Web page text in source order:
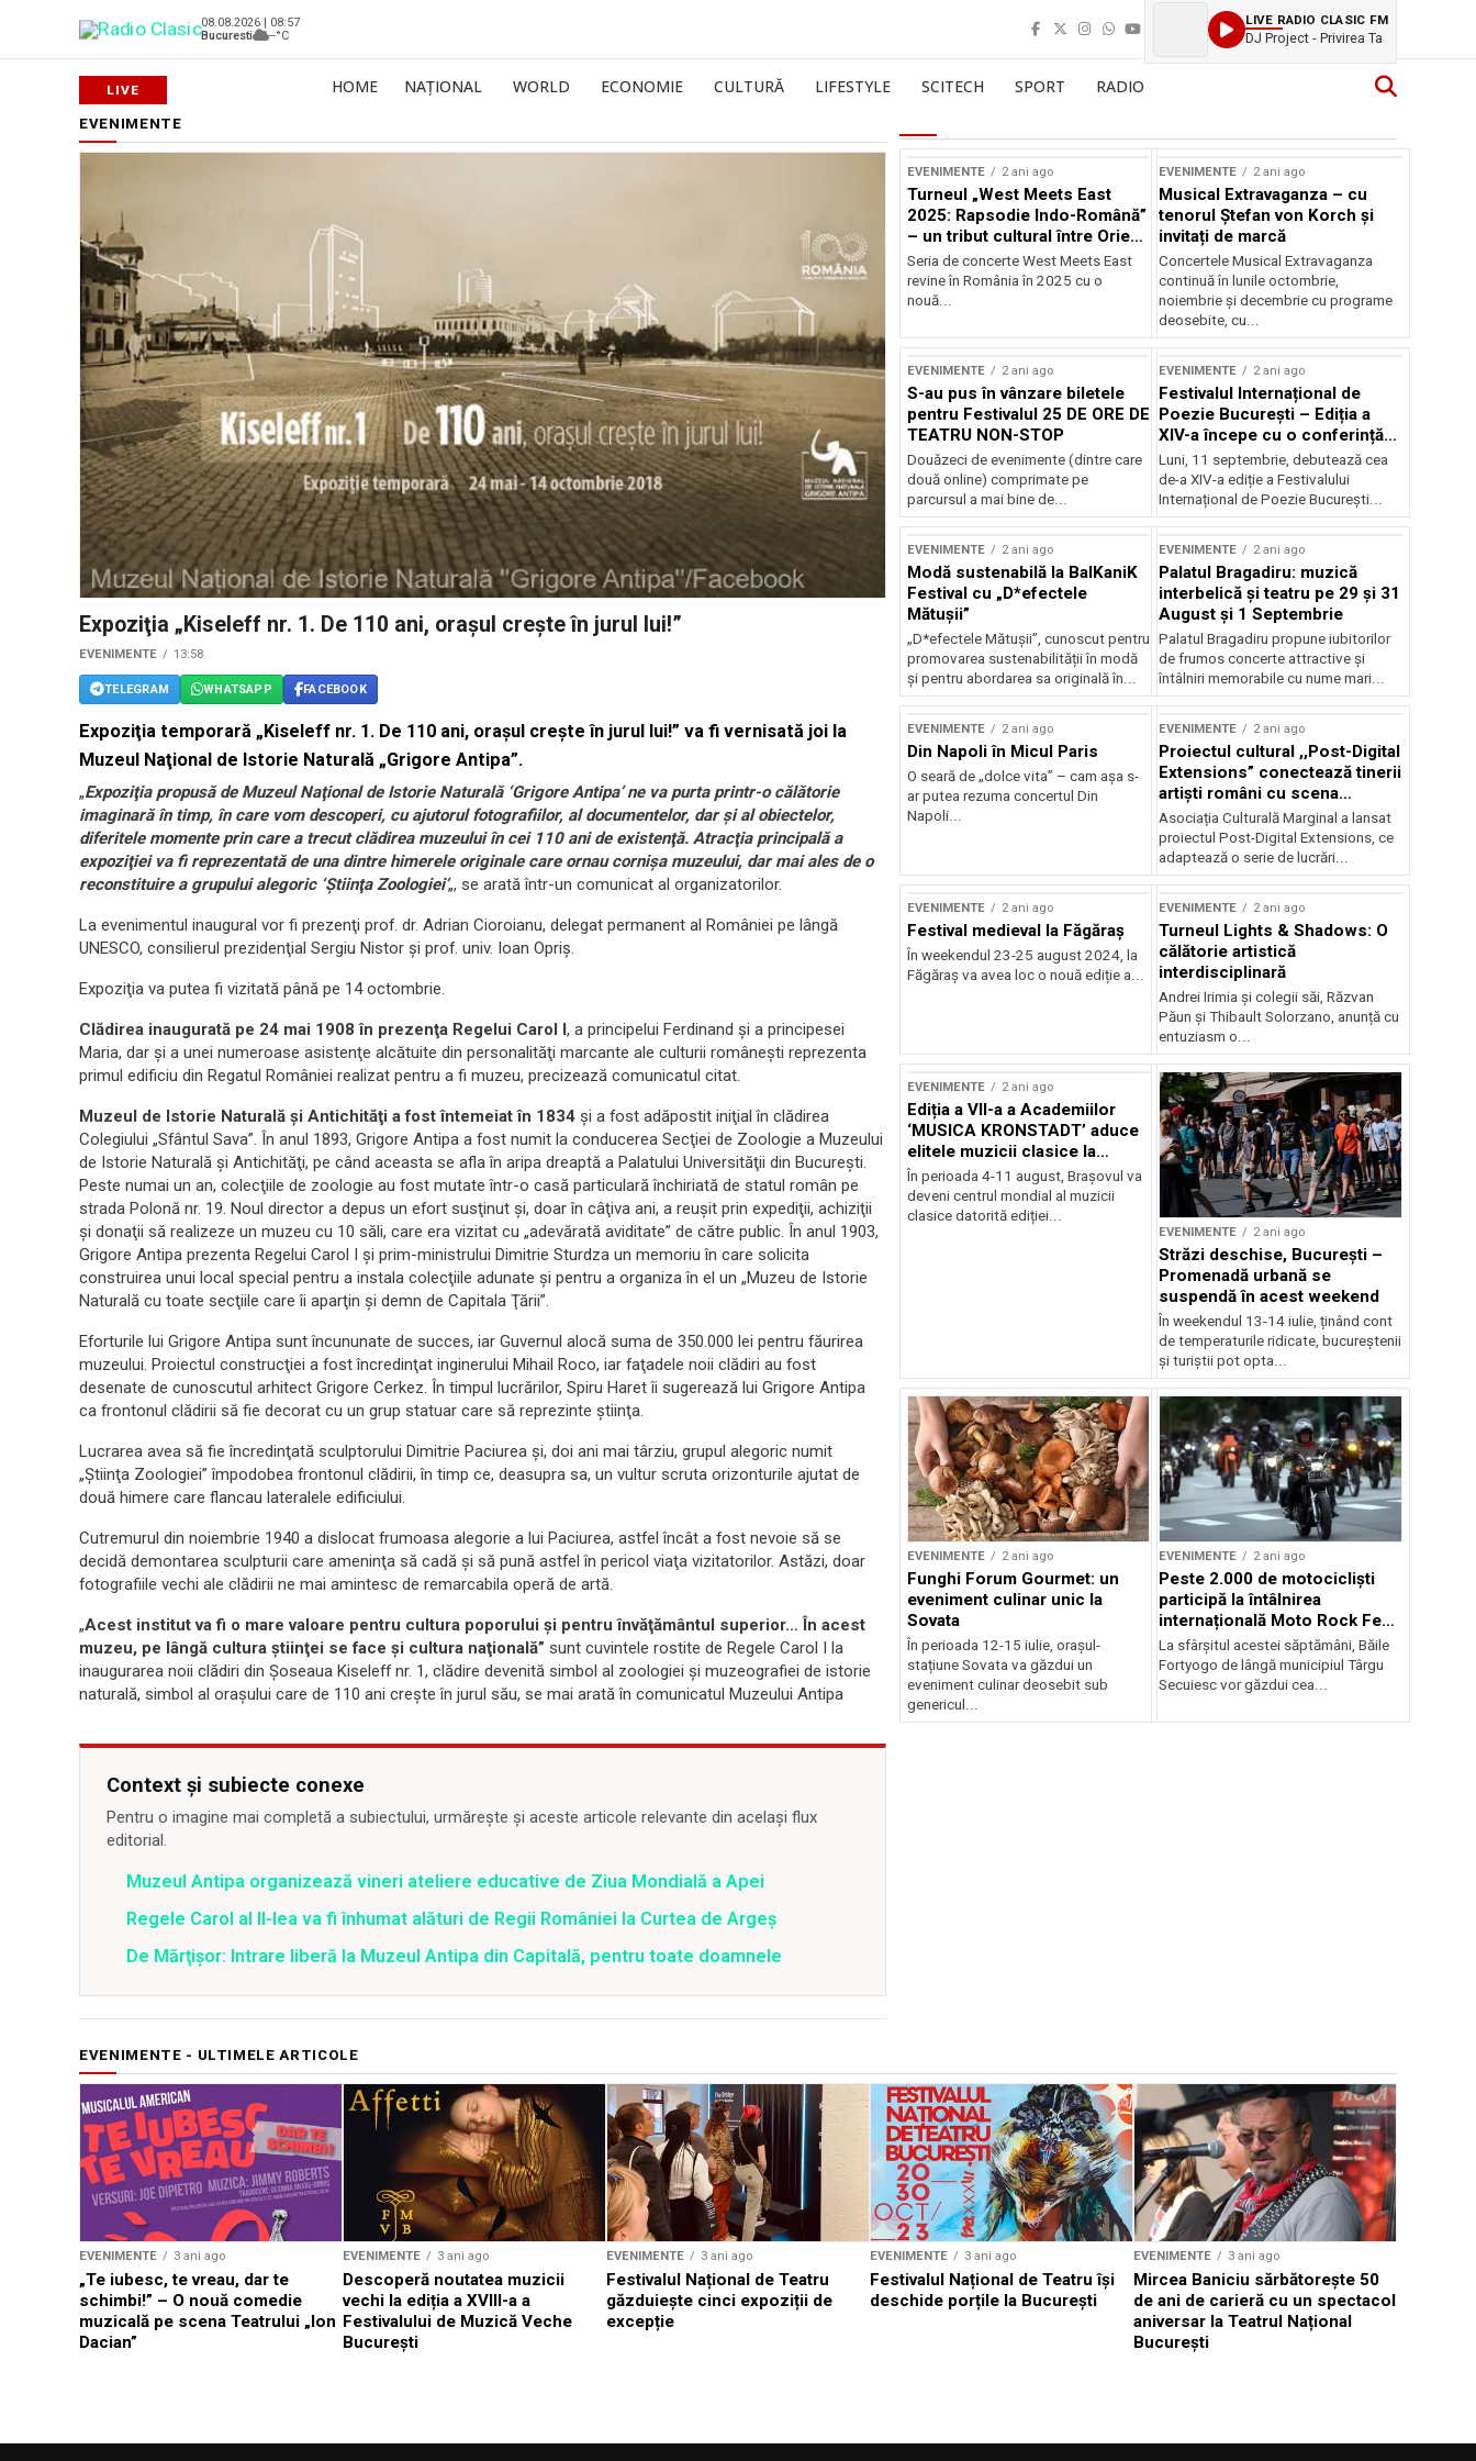
08.08.2026 | 08:57
Bucuresti
--°C
LIVE RADIO CLASIC FM
DJ Project - Privirea Ta
HOME NAȚIONAL WORLD ECONOMIE CULTURĂ LIFESTYLE SCITECH SPORT RADIO
EVENIMENTE
Expoziţia „Kiseleff nr. 1. De 110 ani, oraşul creşte în jurul lui!”
EVENIMENTE 13:58
TELEGRAM WHATSAPP FACEBOOK
Expoziţia temporară „Kiseleff nr. 1. De 110 ani, oraşul creşte în jurul lui!” va fi vernisată joi la
Muzeul Naţional de Istorie Naturală „Grigore Antipa”.
„Expoziţia propusă de Muzeul Naţional de Istorie Naturală ‘Grigore Antipa’ ne va purta printr-o călătorie
imaginară în timp, în care vom descoperi, cu ajutorul fotografiilor, al documentelor, dar şi al obiectelor,
diferitele momente prin care a trecut clădirea muzeului în cei 110 ani de existenţă. Atracţia principală a
expoziţiei va fi reprezentată de una dintre himerele originale care ornau cornişa muzeului, dar mai ales de o
reconstituire a grupului alegoric ‘Ştiinţa Zoologiei’„, se arată într-un comunicat al organizatorilor.
La evenimentul inaugural vor fi prezenţi prof. dr. Adrian Cioroianu, delegat permanent al României pe lângă
UNESCO, consilierul prezidenţial Sergiu Nistor şi prof. univ. Ioan Opriş.
Expoziţia va putea fi vizitată până pe 14 octombrie.
Clădirea inaugurată pe 24 mai 1908 în prezenţa Regelui Carol I, a principelui Ferdinand şi a principesei
Maria, dar şi a unei numeroase asistenţe alcătuite din personalităţi marcante ale culturii româneşti reprezenta
primul edificiu din Regatul României realizat pentru a fi muzeu, precizează comunicatul citat.
Muzeul de Istorie Naturală şi Antichităţi a fost întemeiat în 1834 şi a fost adăpostit iniţial în clădirea
Colegiului „Sfântul Sava”. În anul 1893, Grigore Antipa a fost numit la conducerea Secţiei de Zoologie a Muzeului
de Istorie Naturală şi Antichităţi, pe când aceasta se afla în aripa dreaptă a Palatului Universităţii din Bucureşti.
Peste numai un an, colecţiile de zoologie au fost mutate într-o casă particulară închiriată de statul român pe
strada Polonă nr. 19. Noul director a depus un efort susţinut şi, doar în câţiva ani, a reuşit prin expediţii, achiziţii
şi donaţii să realizeze un muzeu cu 10 săli, care era vizitat cu „adevărată aviditate” de către public. În anul 1903,
Grigore Antipa prezenta Regelui Carol I şi prim-ministrului Dimitrie Sturdza un memoriu în care solicita
construirea unui local special pentru a instala colecţiile adunate şi pentru a organiza în el un „Muzeu de Istorie
Naturală cu toate secţiile care îi aparţin şi demn de Capitala Ţării”.
Eforturile lui Grigore Antipa sunt încununate de succes, iar Guvernul alocă suma de 350.000 lei pentru făurirea
muzeului. Proiectul construcţiei a fost încredinţat inginerului Mihail Roco, iar faţadele noii clădiri au fost
desenate de cunoscutul arhitect Grigore Cerkez. În timpul lucrărilor, Spiru Haret îi sugerează lui Grigore Antipa
ca frontonul clădirii să fie decorat cu un grup statuar care să reprezinte ştiinţa.
Lucrarea avea să fie încredinţată sculptorului Dimitrie Paciurea şi, doi ani mai târziu, grupul alegoric numit
„Ştiinţa Zoologiei” împodobea frontonul clădirii, în timp ce, deasupra sa, un vultur scruta orizonturile ajutat de
două himere care flancau lateralele edificiului.
Cutremurul din noiembrie 1940 a dislocat frumoasa alegorie a lui Paciurea, astfel încât a fost nevoie să se
decidă demontarea sculpturii care ameninţa să cadă şi să pună astfel în pericol viaţa vizitatorilor. Astăzi, doar
fotografiile vechi ale clădirii ne mai amintesc de remarcabila operă de artă.
„Acest institut va fi o mare valoare pentru cultura poporului şi pentru învăţământul superior… În acest
muzeu, pe lângă cultura ştiinţei se face şi cultura naţională” sunt cuvintele rostite de Regele Carol I la
inaugurarea noii clădiri din Şoseaua Kiseleff nr. 1, clădire devenită simbol al zoologiei şi muzeografiei de istorie
naturală, simbol al oraşului care de 110 ani creşte în jurul său, se mai arată în comunicatul Muzeului Antipa
Context și subiecte conexe
Pentru o imagine mai completă a subiectului, urmărește și aceste articole relevante din același flux
editorial.
Muzeul Antipa organizează vineri ateliere educative de Ziua Mondială a Apei
Regele Carol al II-lea va fi înhumat alături de Regii României la Curtea de Argeș
De Mărţişor: Intrare liberă la Muzeul Antipa din Capitală, pentru toate doamnele
EVENIMENTE 2 ani ago
Turneul „West Meets East
2025: Rapsodie Indo-Română”
– un tribut cultural între Orient
și Occident
Seria de concerte West Meets East
revine în România în 2025 cu o
nouă...
EVENIMENTE 2 ani ago
Musical Extravaganza – cu
tenorul Ștefan von Korch și
invitați de marcă
Concertele Musical Extravaganza
continuă în lunile octombrie,
noiembrie şi decembrie cu programe
deosebite, cu...
EVENIMENTE 2 ani ago
S-au pus în vânzare biletele
pentru Festivalul 25 DE ORE DE
TEATRU NON-STOP
Douăzeci de evenimente (dintre care
două online) comprimate pe
parcursul a mai bine de...
EVENIMENTE 2 ani ago
Festivalul Internațional de
Poezie București – Ediția a
XIV-a începe cu o conferință
despre limba română
susținută de Marco Lucchesi
Luni, 11 septembrie, debutează cea
de-a XIV-a ediție a Festivalului
Internațional de Poezie București...
EVENIMENTE 2 ani ago
Modă sustenabilă la BalKaniK
Festival cu „D*efectele
Mătușii”
„D*efectele Mătușii”, cunoscut pentru
promovarea sustenabilității în modă
și pentru abordarea sa originală în...
EVENIMENTE 2 ani ago
Palatul Bragadiru: muzică
interbelică şi teatru pe 29 şi 31
August şi 1 Septembrie
Palatul Bragadiru propune iubitorilor
de frumos concerte attractive şi
întâlniri memorabile cu nume mari...
EVENIMENTE 2 ani ago
Din Napoli în Micul Paris
O seară de „dolce vita” – cam așa s-
ar putea rezuma concertul Din
Napoli...
EVENIMENTE 2 ani ago
Proiectul cultural ,,Post-Digital
Extensions” conectează tinerii
artiști români cu scena
internațională
Asociația Culturală Marginal a lansat
proiectul Post-Digital Extensions, ce
adaptează o serie de lucrări...
EVENIMENTE 2 ani ago
Festival medieval la Făgăraș
În weekendul 23-25 august 2024, la
Făgăraș va avea loc o nouă ediție a...
EVENIMENTE 2 ani ago
Turneul Lights & Shadows: O
călătorie artistică
interdisciplinară
Andrei Irimia și colegii săi, Răzvan
Păun și Thibault Solorzano, anunță cu
entuziasm o...
EVENIMENTE 2 ani ago
Ediția a VII-a a Academiilor
‘MUSICA KRONSTADT’ aduce
elitele muzicii clasice la
Brașov
În perioada 4-11 august, Brașovul va
deveni centrul mondial al muzicii
clasice datorită ediției...
EVENIMENTE 2 ani ago
Străzi deschise, București –
Promenadă urbană se
suspendă în acest weekend
În weekendul 13-14 iulie, ținând cont
de temperaturile ridicate, bucureștenii
și turiștii pot opta...
EVENIMENTE 2 ani ago
Funghi Forum Gourmet: un
eveniment culinar unic la
Sovata
În perioada 12-15 iulie, orașul-
stațiune Sovata va găzdui un
eveniment culinar deosebit sub
genericul...
EVENIMENTE 2 ani ago
Peste 2.000 de motocicliști
participă la întâlnirea
internațională Moto Rock Fest
la Băile Fortyogo
La sfârșitul acestei săptămâni, Băile
Fortyogo de lângă municipiul Târgu
Secuiesc vor găzdui cea...
EVENIMENTE - ULTIMELE ARTICOLE
EVENIMENTE 3 ani ago
„Te iubesc, te vreau, dar te
schimbi!” – O nouă comedie
muzicală pe scena Teatrului „Ion
Dacian”
EVENIMENTE 3 ani ago
Descoperă noutatea muzicii
vechi la ediția a XVIII-a a
Festivalului de Muzică Veche
București
EVENIMENTE 3 ani ago
Festivalul Național de Teatru
găzduiește cinci expoziții de
excepție
EVENIMENTE 3 ani ago
Festivalul Național de Teatru își
deschide porțile la București
EVENIMENTE 3 ani ago
Mircea Baniciu sărbătorește 50
de ani de carieră cu un spectacol
aniversar la Teatrul Național
București